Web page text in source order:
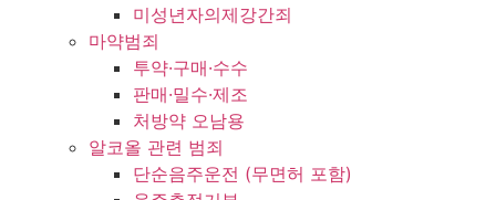
미성년자의제강간죄
마약범죄
투약·구매·수수
판매·밀수·제조
처방약 오남용
알코올 관련 범죄
단순음주운전 (무면허 포함)